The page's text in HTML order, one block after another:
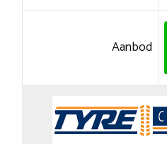
Aanbod